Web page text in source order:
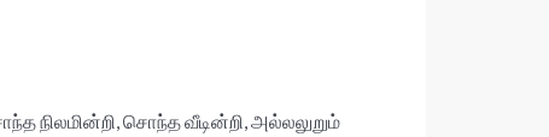
நிலமின்றி, சொந்த வீடின்றி, அல்லலுறும்